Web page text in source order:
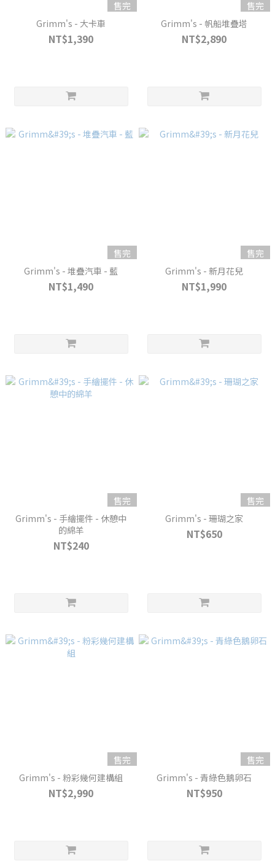
售完
Grimm's - 大卡車
NT$1,390
售完
Grimm's - 帆船堆疊塔
NT$2,890
售完
Grimm's - 堆疊汽車 - 藍
NT$1,490
售完
Grimm's - 新月花兒
NT$1,990
售完
Grimm's - 手繪擺件 - 休憩中
的綿羊
NT$240
售完
Grimm's - 珊瑚之家
NT$650
售完
Grimm's - 粉彩幾何建構組
NT$2,990
售完
Grimm's - 青綠色鵝卵石
NT$950